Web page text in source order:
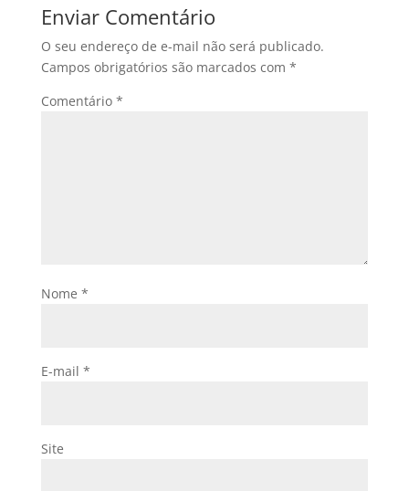
Enviar Comentário
O seu endereço de e-mail não será publicado.
Campos obrigatórios são marcados com *
Comentário *
Nome *
E-mail *
Site